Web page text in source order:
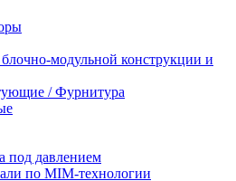
модульной конструкции и
/ Фурнитура
под давлением
по MIM-технологии